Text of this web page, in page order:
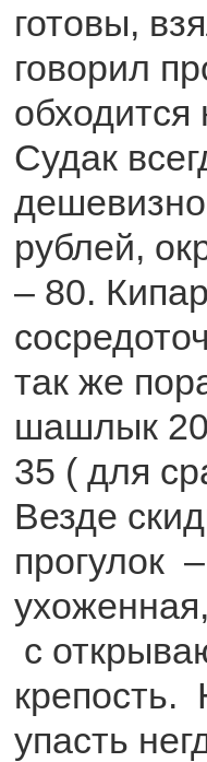
готовы,
говорил
Судак
рублей,
– 80.
так же
шашлык
35 ( для
Везде
прогулок
с
крепость.
упасть